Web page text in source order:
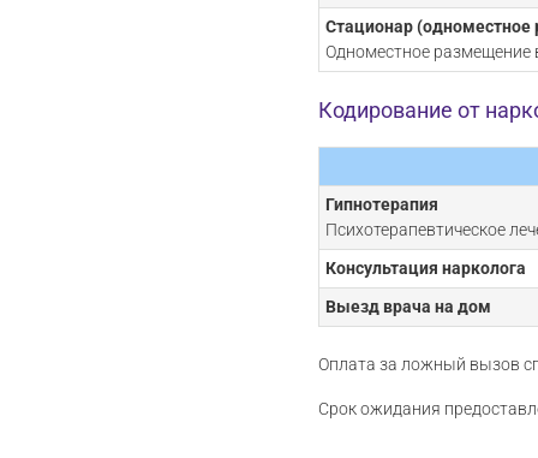
Стационар (одноместное
Одноместное размещение
Кодирование от
Гипнотерапия
Психотерапевтическое
Консультация нарколога
Выезд врача на дом
Оплата за ложный вызов
Срок ожидания